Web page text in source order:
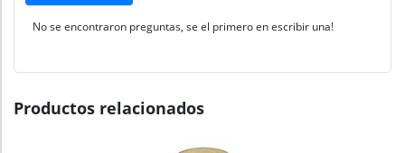
No se encontraron preguntas, se el primero en escribir una!
Productos relacionados